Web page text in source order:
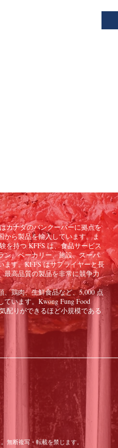
カナダのバンクーバーに拠点を
ら製品を輸入しています。ま
を持つ KFFS は、食品サービス
ン、ベーカリー、施設、スーパ
す。KFFS はサプライヤーと長
最高品質の製品を非常に競争力
鶏肉、生鮮食品など、5,000 点
います。Kwong Fung Food
配りができるほど小規模である
・転載を禁じます。